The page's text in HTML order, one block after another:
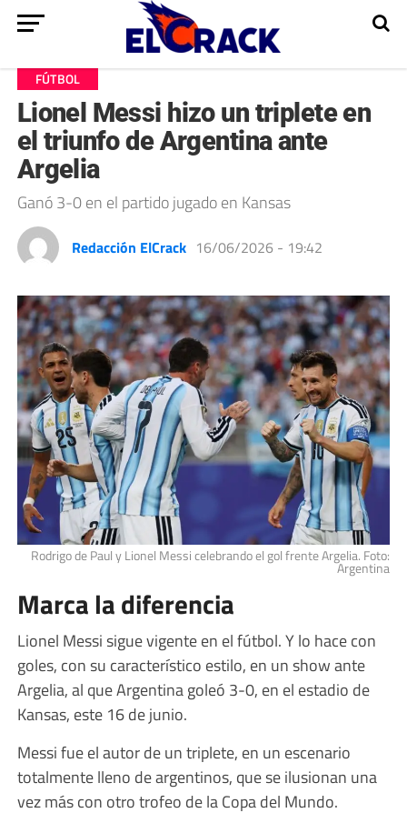
FÚTBOL
Lionel Messi hizo un triplete en
el triunfo de Argentina ante
Argelia
Ganó 3-0 en el partido jugado en Kansas
Redacción ElCrack 16/06/2026 - 19:42
Rodrigo de Paul y Lionel Messi celebrando el gol frente Argelia. Foto:
Argentina
Marca la diferencia
Lionel Messi sigue vigente en el fútbol. Y lo hace con
goles, con su característico estilo, en un show ante
Argelia, al que Argentina goleó 3-0, en el estadio de
Kansas, este 16 de junio.
Messi fue el autor de un triplete, en un escenario
totalmente lleno de argentinos, que se ilusionan una
vez más con otro trofeo de la Copa del Mundo.